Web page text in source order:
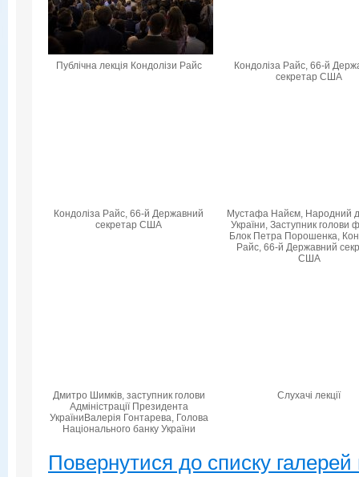
Публічна лекція Кондолізи Райс
Кондоліза Райс, 66-й
секретар США
Кондоліза Райс, 66-й Державний
секретар США
Мустафа Найєм, Народний
України, Заступник голови
Блок Петра Порошенка,
Райс, 66-й Державний
США
Дмитро Шимків, заступник голови
Адміністрації Президента
УкраїниВалерія Гонтарева, Голова
Національного банку України
Слухачі лекції
Повернутися до списку галерей